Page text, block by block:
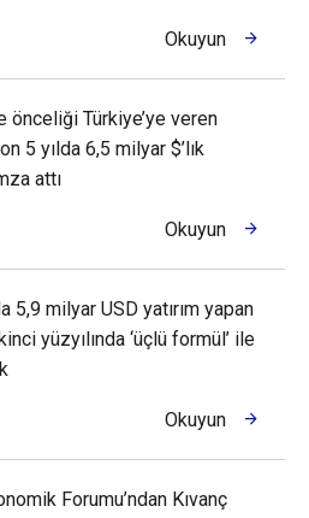
Okuyun
önceliği Türkiye’ye veren
5 yılda 6,5 milyar $’lık
attı
Okuyun
5,9 milyar USD yatırım yapan
yüzyılında ‘üçlü formül’ ile
Okuyun
Forumu’ndan Kıvanç